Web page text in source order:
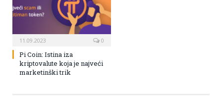
11.09.2023 0
Pi Coin: Istina iza
kriptovalute koja je najveći
marketinški trik